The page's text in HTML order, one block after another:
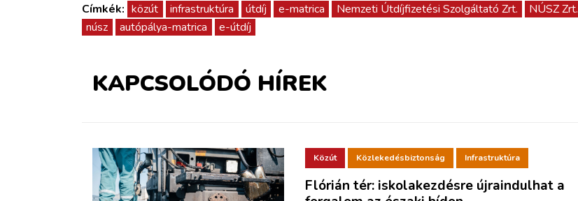
Címkék: közút infrastruktúra útdíj e-matrica Nemzeti Útdíjfizetési Szolgáltató Zrt.
NÚSZ Zrt.
núsz
autópálya-matrica e-útdíj
KAPCSOLÓDÓ HÍREK
Közút Közlekedésbiztonság Infrastruktúra
Flórián tér: iskolakezdésre újraindulhat a